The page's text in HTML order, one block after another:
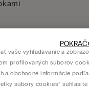
vaše vyhľadávanie a
profilovaných súborov
a obchodné informácie
súbory cookies”